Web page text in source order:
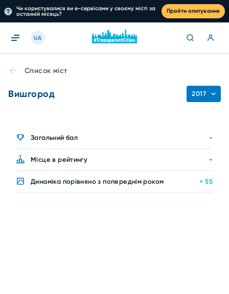
Чи користувалися ви е-сервісами у своєму місті за
останній місяць?
Пройти опитування
UA
Список міст
Вишгород 2017
Загальний бал -
Місце в рейтингу -
Динаміка порівняно з попереднім роком + 55